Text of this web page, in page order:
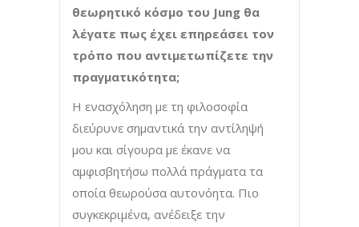
θεωρητικό κόσμο του Jung θα
λέγατε πως έχει επηρεάσει τον
τρόπο που αντιμετωπίζετε την
πραγματικότητα;
Η ενασχόληση με τη φιλοσοφία
διεύρυνε σημαντικά την αντίληψή
μου και σίγουρα με έκανε να
αμφισβητήσω πολλά πράγματα τα
οποία θεωρούσα αυτονόητα. Πιο
συγκεκριμένα, ανέδειξε την